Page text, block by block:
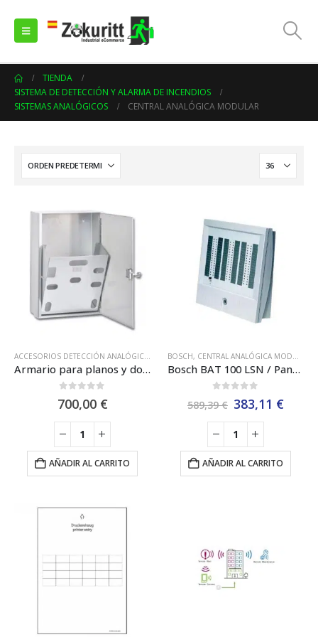
TIENDA
SISTEMA DE DETECCIÓN Y ALARMA DE INCENDIOS
SISTEMAS ANALÓGICOS
CENTRAL ANALÓGICA MODULAR
ARMARIO PLAN DE EMERGENCIA,ARMARIOS
Armario para planos y documentación (EBL512 G3) Panasonic 5013
700,00 €
AÑADIR AL CARRITO
BOSCH, CENTRAL ANALÓGICA MODULAR
Bosch BAT 100 LSN / Panel de Visualización –
589,39€ El
precio
original
era:
589,39 €.
383,11 €El
AÑADIR AL CARRITO